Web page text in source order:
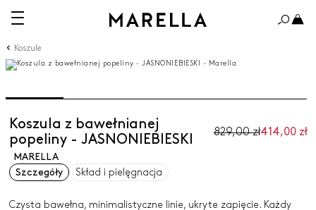
Koszule
Koszula z bawełnianej
popeliny - JASNONIEBIESKI
829,00 zł414,00 zł
MARELLA
Szczegóły
Skład i pielęgnacja
Czysta bawełna, minimalistyczne linie, ukryte zapięcie. Każdy